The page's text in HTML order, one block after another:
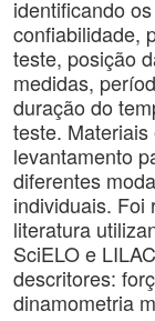
identificando
confiabilidade,
teste, posição
medidas,
duração do
teste.
levantamento
diferentes
individuais. Foi
literatura
SciELO e
descritores:
dinamometria